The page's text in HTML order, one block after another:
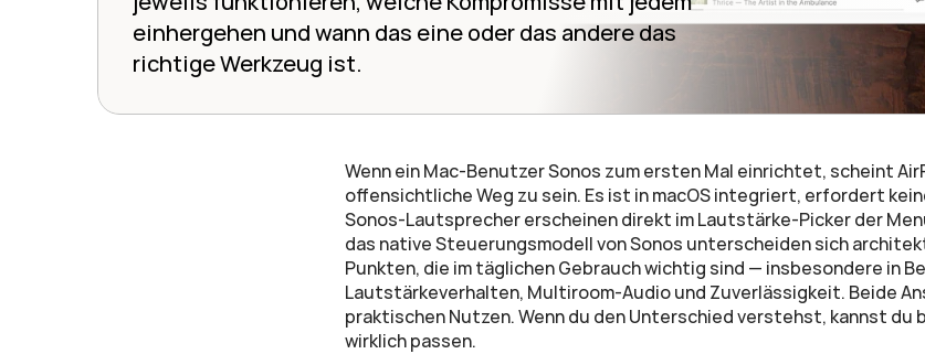
einhergehen und wann das eine oder das andere das
richtige Werkzeug ist.
Wenn ein Mac-Benutzer Sonos zum ersten Mal einrichtet, scheint
offensichtliche Weg zu sein. Es ist in macOS integriert, erfordert
Sonos-Lautsprecher erscheinen direkt im Lautstärke-Picker der
das native Steuerungsmodell von Sonos unterscheiden sich
Punkten, die im täglichen Gebrauch wichtig sind — insbesondere in
Lautstärkeverhalten, Multiroom-Audio und Zuverlässigkeit. Beide
praktischen Nutzen. Wenn du den Unterschied verstehst, kannst du
wirklich passen.